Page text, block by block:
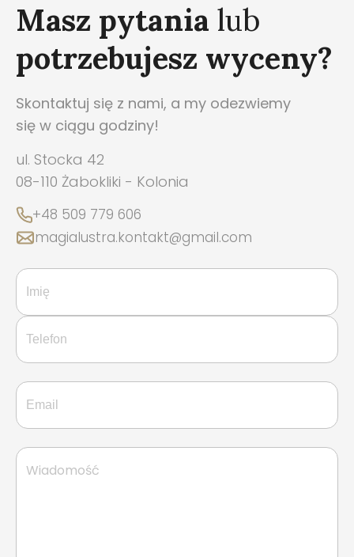
Masz pytania lub
potrzebujesz wyceny?
Skontaktuj się z nami, a my odezwiemy
się w ciągu godziny!
ul. Stocka 42
08-110 Żabokliki - Kolonia
+48 509 779 606
magialustra.kontakt@gmail.com